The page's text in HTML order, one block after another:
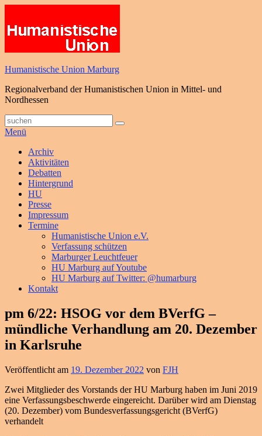
springen
Humanistische Union Marburg
Regionalverband der Humanistischen Union in Mittel- und
Nordhessen
Suche
nach:
Suchen
Menü
Primäres
Menü
Archiv
Aktivitäten
Debatten
Hintergrund
HU
Presse
Impressum
Termine
Humanistische Union e.V.
Verfassung schützen
Marburger Leuchtfeuer
HU Marburg auf Youtube
HU Marburg auf Twitter: @humarburg
Kontakt
pm 6/22: HSOG vor dem BVerfG –
mündliche Verhandlung am 20. Dezember
in Karlsruhe
Veröffentlicht am 19. Dezember 2022 von FJH
Zwei Mitglieder des Vorstands der HU Marburg haben im Juni 2019
eine Verfassungsbeschwerde eingereicht. Darüber wird am Dienstag
(20. Dezember) vom Bundesverfassungsgericht (BVerfG)
verhandelt